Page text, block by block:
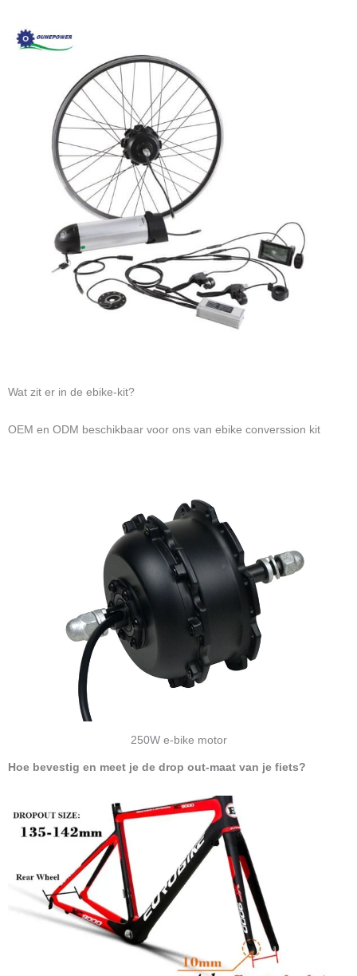
Wat zit er in de ebike-kit?
OEM en ODM beschikbaar voor ons van ebike converssion kit
250W e-bike motor
Hoe bevestig en meet je de drop out-maat van je fiets?